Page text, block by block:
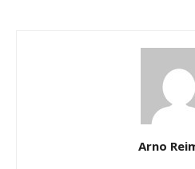
Arno